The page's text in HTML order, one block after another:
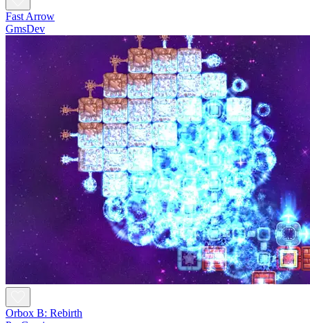
Fast Arrow
GmsDev
Orbox B: Rebirth